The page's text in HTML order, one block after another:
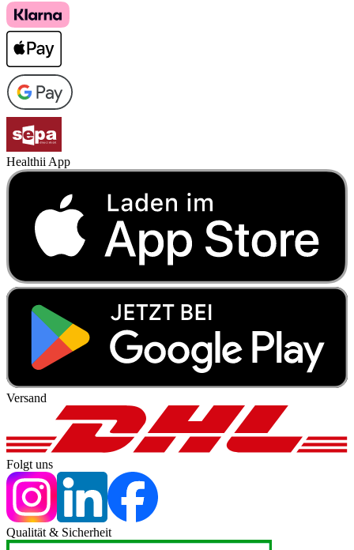
Healthii App
Versand
Folgt uns
Qualität & Sicherheit